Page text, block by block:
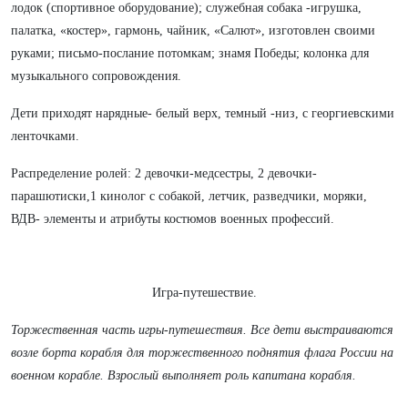
лодок (спортивное оборудование); служебная собака -игрушка,
палатка, «костер», гармонь, чайник, «Салют», изготовлен своими
руками; письмо-послание потомкам; знамя Победы; колонка для
музыкального сопровождения.
Дети приходят нарядные- белый верх, темный -низ, с георгиевскими
ленточками.
Распределение ролей: 2 девочки-медсестры, 2 девочки-
парашютиски,1 кинолог с собакой, летчик, разведчики, моряки,
ВДВ- элементы и атрибуты костюмов военных профессий.
Игра-путешествие.
Торжественная часть игры-путешествия. Все дети выстраиваются
возле борта корабля для торжественного поднятия флага России на
военном корабле. Взрослый выполняет роль капитана корабля.